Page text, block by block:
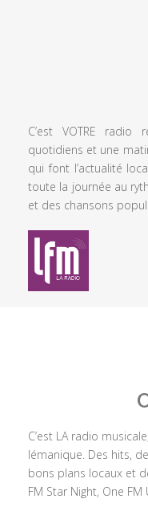
C’est VOTRE radio
quotidiens et une
qui font l’actualité
toute la journée au
et des chansons
C’est LA radio
lémanique. Des hits,
bons plans locaux et
FM Star Night, One FM